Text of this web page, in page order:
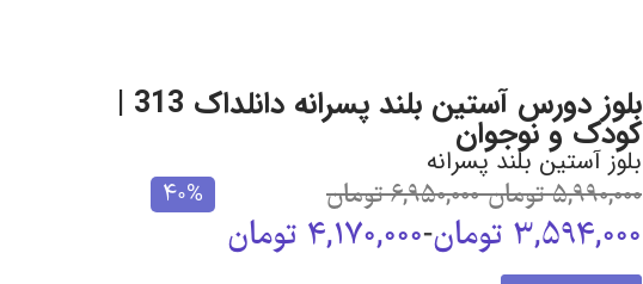
بلوز دورس آستین بلند پسرانه دانلداک 313 |
کودک و نوجوان
بلوز آستین بلند پسرانه
5,990,000 تومان-
6,950,000 تومان
3,594,000 تومان-
4,170,000 تومان
40%